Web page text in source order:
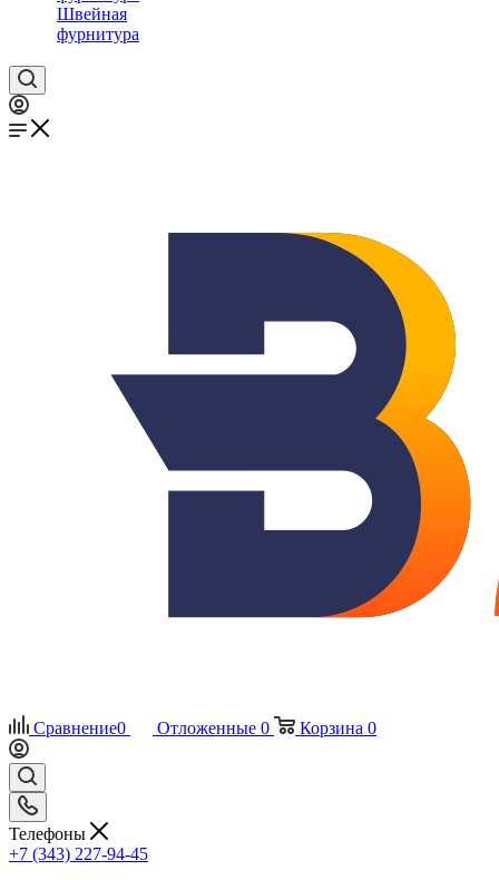
Швейная
фурнитура
Сравнение0 Отложенные 0 Корзина 0
Телефоны
+7 (343) 227-94-45